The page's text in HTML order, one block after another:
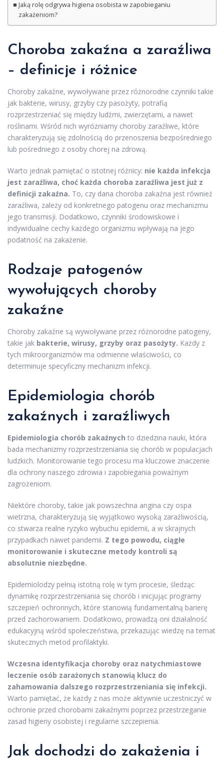
Jaką rolę odgrywa higiena osobista w zapobieganiu
zakażeniom?
Choroba zakaźna a zaraźliwa
– definicje i różnice
Choroby zakaźne, wywoływane przez różnorodne czynniki takie
jak bakterie, wirusy, grzyby czy pasożyty, potrafią
rozprzestrzeniać się między ludźmi, zwierzętami, a nawet
roślinami. Wśród nich wyróżniamy choroby zaraźliwe, które
charakteryzują się zdolnością do przenoszenia bezpośredniego
lub pośredniego z osoby chorej na zdrową.
Warto jednak pamiętać o istotnej różnicy: nie każda infekcja
jest zaraźliwa, choć każda choroba zaraźliwa jest już z
definicji zakaźna. To, czy dana choroba zakaźna jest również
zaraźliwa, zależy od konkretnego patogenu oraz mechanizmu
jego transmisji. Dodatkowo, czynniki środowiskowe i
indywidualne cechy każdego organizmu wpływają na jego
podatność na zakażenie.
Rodzaje patogenów
wywołujących choroby
zakaźne
Choroby zakaźne są wywoływane przez różnorodne patogeny,
takie jak bakterie, wirusy, grzyby oraz pasożyty. Każdy z
tych mikroorganizmów ma odmienne właściwości, co
determinuje specyficzny mechanizm infekcji.
Epidemiologia chorób
zakaźnych i zaraźliwych
Epidemiologia chorób zakaźnych to dziedzina nauki, która
bada mechanizmy rozprzestrzeniania się chorób w populacjach
ludzkich. Monitorowanie tego procesu ma kluczowe znaczenie
dla ochrony naszego zdrowia i zapobiegania poważnym
zagrożeniom.
Niektóre choroby, takie jak powszechna angina czy ospa
wietrzna, charakteryzują się wyjątkowo wysoką zaraźliwością,
co stwarza realne ryzyko wybuchu epidemii, a w skrajnych
przypadkach nawet pandemii. Z tego powodu, ciągłe
monitorowanie i skuteczne metody kontroli są
absolutnie niezbędne.
Epidemiolodzy pełnią istotną rolę w tym procesie, śledząc
dynamikę rozprzestrzeniania się chorób i inicjując programy
szczepień ochronnych, które stanowią fundamentalną barierę
przed zachorowaniem. Dodatkowo, prowadzą oni działalność
edukacyjną wśród społeczeństwa, przekazując wiedzę na temat
skutecznych metod profilaktyki.
Wczesna identyfikacja choroby oraz natychmiastowe
leczenie osób zarażonych stanowią klucz do
zahamowania dalszego rozprzestrzeniania się infekcji.
Warto pamiętać, że każdy z nas może aktywnie uczestniczyć w
ochronie przed chorobami zakaźnymi poprzez przestrzeganie
zasad higieny osobistej i regularne szczepienia.
Jak dochodzi do zakażenia i